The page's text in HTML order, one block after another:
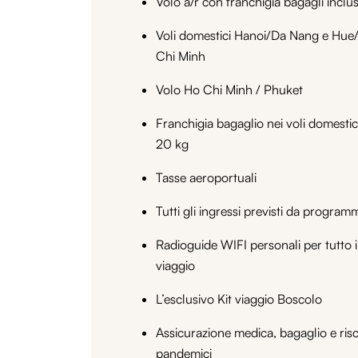
Voli domestici Hanoi/Da Nang e
Chi Minh
Volo Ho Chi Minh / Phuket
Franchigia bagaglio nei voli
20 kg
Tasse aeroportuali
Tutti gli ingressi previsti da
Radioguide WIFI personali per tutto
viaggio
L’esclusivo Kit viaggio Boscolo
Assicurazione medica, bagaglio e
pandemici